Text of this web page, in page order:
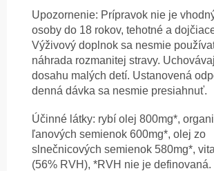
Upozornenie: Prípravok nie je
osoby do 18 rokov, tehotné a
Výživový doplnok sa nesmie
náhrada rozmanitej stravy.
dosahu malých detí. Ustanovená
denná dávka sa nesmie presiahnuť.
Účinné látky: rybí olej 800mg*,
ľanových semienok 600mg*, olej zo
slnečnicových semienok 580mg*,
(56% RVH), *RVH nie je definovaná.